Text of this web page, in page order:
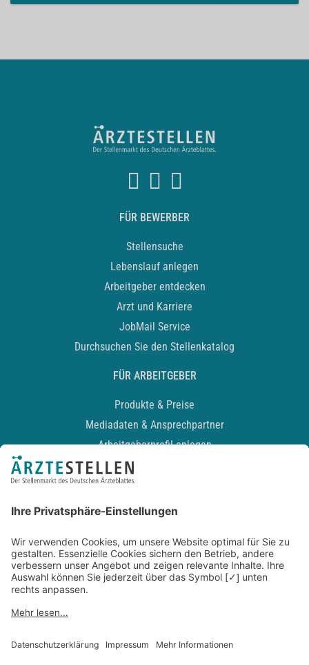
FÜR BEWERBER
Stellensuche
Lebenslauf anlegen
Arbeitgeber entdecken
Arzt und Karriere
JobMail Service
Durchsuchen Sie den Stellenkatalog
FÜR ARBEITGEBER
Produkte & Preise
Mediadaten & Ansprechpartner
Arbeitgeberprofil anlegen
Recruiting-Podcast
Kontakt
Datenschutz
Newsletter